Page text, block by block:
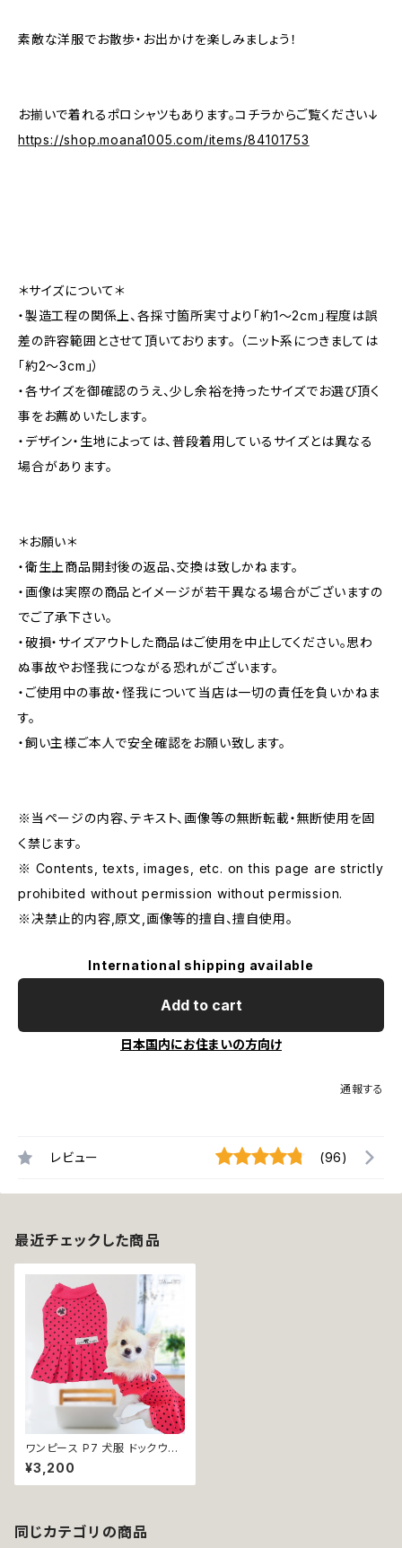
素敵な洋服でお散歩・お出かけを楽しみましょう！
お揃いで着れるポロシャツもあります。コチラからご覧ください↓
https://shop.moana1005.com/items/84101753
＊サイズについて＊
・製造工程の関係上、各採寸箇所実寸より「約1～2cm」程度は誤
差の許容範囲とさせて頂いております。 （ニット系につきましては
「約2～3cm」）
・各サイズを御確認のうえ、少し余裕を持ったサイズでお選び頂く
事をお薦めいたします。
・デザイン・生地によっては、普段着用しているサイズとは異なる
場合があります。
＊お願い＊
・衛生上商品開封後の返品、交換は致しかねます。
・画像は実際の商品とイメージが若干異なる場合がございますの
でご了承下さい。
・破損・サイズアウトした商品はご使用を中止してください。思わ
ぬ事故やお怪我につながる恐れがございます。
・ご使用中の事故・怪我について当店は一切の責任を負いかねま
す。
・飼い主様ご本人で安全確認をお願い致します。
※当ページの内容、テキスト、画像等の無断転載・無断使用を固
く禁じます。
※ Contents, texts, images, etc. on this page are strictly
prohibited without permission without permission.
※决禁止的内容,原文,画像等的擅自、擅自使用。
International shipping available
Add to cart
日本国内にお住まいの方向け
通報する
レビュー (96)
最近チェックした商品
ワンピース P7 犬服 ドックウェ
ア ドッグウエア ピンク ドット 水
玉 ドッグ ウェア ハンドメイド 犬
服 犬の服 犬洋服 洋服 女の子
可愛い ギフト プレゼント 返品交
換不可
¥3,200
同じカテゴリの商品